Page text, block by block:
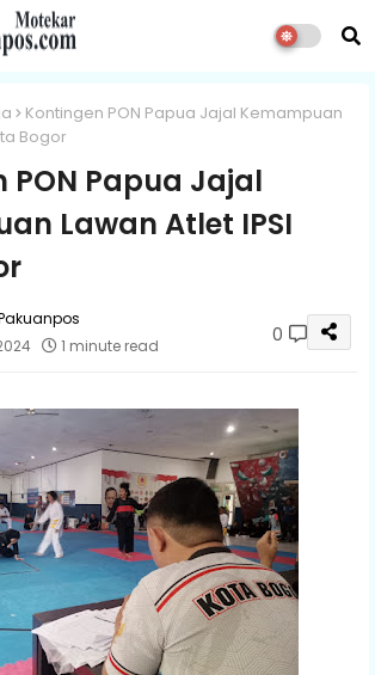
Kontingen PON Papua Jajal Kemampuan
Bogor
PON Papua Jajal
Lawan Atlet IPSI
1 minute read 0